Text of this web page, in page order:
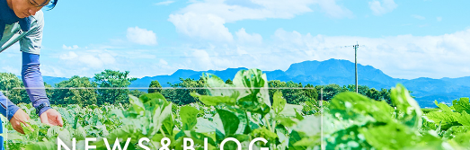
原農場便り